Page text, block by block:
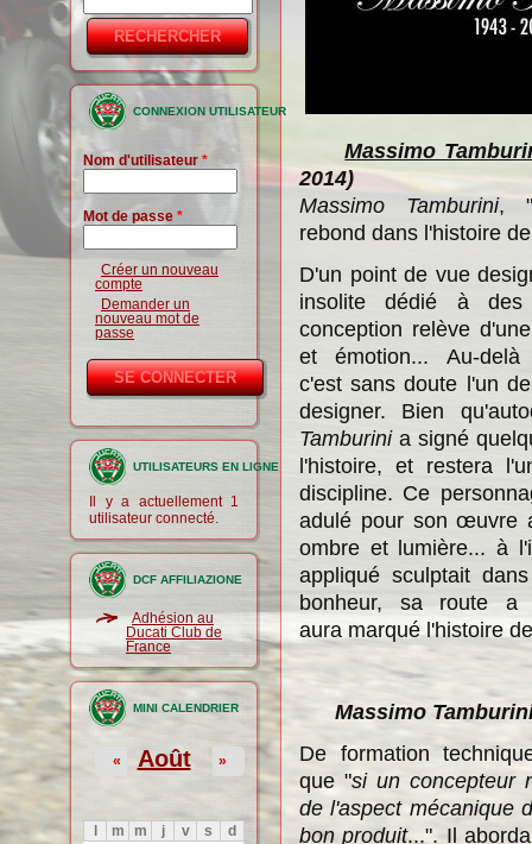
Formulaire
de
recherche
CONNEXION UTILISATEUR
Nom d'utilisateur *
Mot de passe *
Créer un nouveau
compte
Demander un
nouveau mot de
passe
UTILISATEURS EN LIGNE
Il y a actuellement 1
utilisateur connecté.
DCF AFFILIAZIONE
Adhésion au
Ducati Club de
France
MINI CALENDRIER
Août
« »
m m j v s
d
Massimo
2014)
Massimo Tamburini, "
rebond dans l'histoire
D'un point de vue
insolite dédié à des
conception relève
et émotion... Au-
c'estsans doute l'un
designer. Bien
Tamburini a signé
l'histoire, et restera
discipline. Ce p
adulé pour son œuvre
ombre et lumière... à
appliqué sculptait
bonheur, sa route
aura marquél'histoire
Massimo
De formation
que "si un concepteur
de l'aspect mécanique
bon produit...". Il